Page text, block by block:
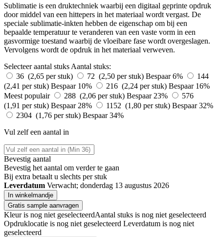
Sublimatie is een druktechniek waarbij een digitaal geprinte opdruk
door middel van een hittepers in het materiaal wordt vergast. De
speciale sublimatie-inkten hebben de eigenschap om bij een
bepaalde temperatuur te veranderen van een vaste vorm in een
gasvormige toestand waarbij de vloeibare fase wordt overgeslagen.
Vervolgens wordt de opdruk in het materiaal verweven.
Selecteer aantal stuks Aantal stuks:
36 (2,65 per stuk)
72 (2,50 per stuk) Bespaar 6%
144
(2,41 per stuk) Bespaar 10% 216 (2,24 per stuk) Bespaar 16%
Meest populair
288 (2,06 per stuk) Bespaar 23%
576
(1,91 per stuk) Bespaar 28% 1152 (1,80 per stuk) Bespaar 32%
2304 (1,76 per stuk) Bespaar 34%
Vul zelf een aantal in
Bevestig aantal
Bevestig het aantal om verder te gaan
Bij extra betaalt u slechts per stuk
Leverdatum Verwacht; donderdag 13 augustus 2026
In winkelmandje
Gratis sample aanvragen
Kleur is nog niet geselecteerdAantal stuks is nog niet geselecteerd
Opdruklocatie is nog niet geselecteerd Leverdatum is nog niet
geselecteerd